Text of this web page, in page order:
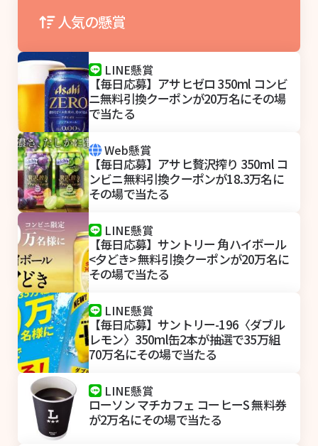
人気の懸賞
LINE懸賞
【毎日応募】アサヒゼロ 350ml コンビ
ニ無料引換クーポンが20万名にその場
で当たる
Web懸賞
【毎日応募】アサヒ贅沢搾り 350ml コ
ンビニ無料引換クーポンが18.3万名に
その場で当たる
LINE懸賞
【毎日応募】サントリー 角ハイボール
<夕どき> 無料引換クーポンが20万名に
その場で当たる
LINE懸賞
【毎日応募】サントリー-196〈ダブル
レモン〉350ml缶2本が抽選で35万組
70万名にその場で当たる
LINE懸賞
ローソン マチカフェ コーヒーS 無料券
が2万名にその場で当たる